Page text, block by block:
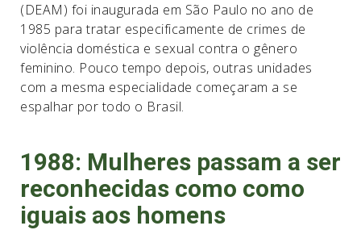
(DEAM) foi inaugurada em São Paulo no ano de
1985 para tratar especificamente de crimes de
violência doméstica e sexual contra o gênero
feminino. Pouco tempo depois, outras unidades
com a mesma especialidade começaram a se
espalhar por todo o Brasil.
1988: Mulheres passam a ser
reconhecidas como como
iguais aos homens